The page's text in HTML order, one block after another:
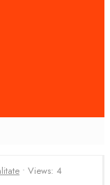
• Views: 4